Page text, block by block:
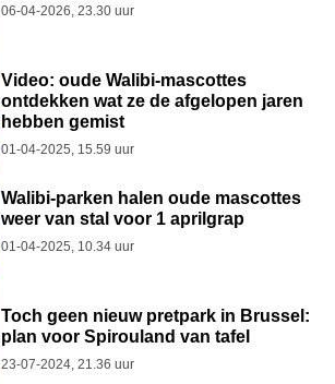
06-04-2026, 23.30 uur
Video: oude Walibi-mascottes
ontdekken wat ze de afgelopen jaren
hebben gemist
01-04-2025, 15.59 uur
Walibi-parken halen oude mascottes
weer van stal voor 1 aprilgrap
01-04-2025, 10.34 uur
Toch geen nieuw pretpark in Brussel:
plan voor Spirouland van tafel
23-07-2024, 21.36 uur